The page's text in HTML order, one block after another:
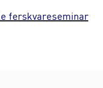
ferskvareseminar